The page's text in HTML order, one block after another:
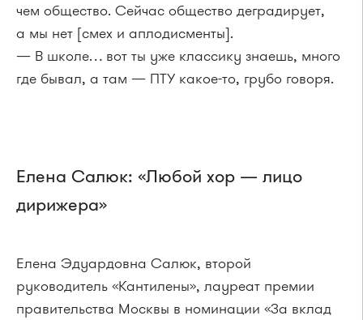
чем общество. Сейчас общество деградирует,
а мы нет [смех и аплодисменты].
— В школе… вот ты уже классику знаешь, много
где бывал, а там — ПТУ какое-то, грубо говоря.
Елена Салюк: «Любой хор — лицо
дирижера»
Елена Эдуардовна Салюк, второй
руководитель «Кантилены», лауреат премии
правительства Москвы в номинации «За вклад